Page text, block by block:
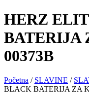
HERZ
BATERIJA
00373B
Početna / SLAVINE /
BLACK BATERIJA ZA